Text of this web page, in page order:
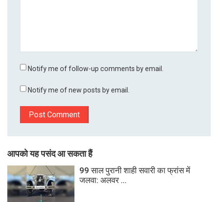
Notify me of follow-up comments by email.
Notify me of new posts by email.
आपको यह पसंद आ सकता हैं
99 साल पुरानी शाही सवारी का फ्रांस में
जलवा: अलवर ...